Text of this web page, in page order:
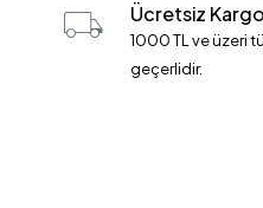
Ücretsiz Kargo
1000 TL ve üzeri
geçerlidir.